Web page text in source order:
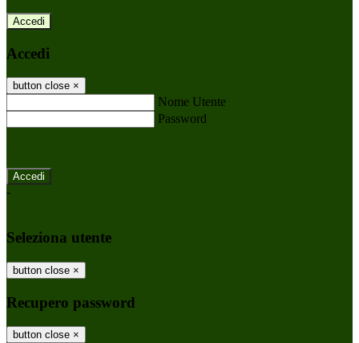
Accedi
Accedi
button close ×
Nome Utente
Password
-
Seleziona utente
button close ×
Recupero password
button close ×